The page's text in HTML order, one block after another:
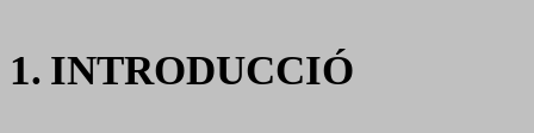
1. INTRODUCCIÓ